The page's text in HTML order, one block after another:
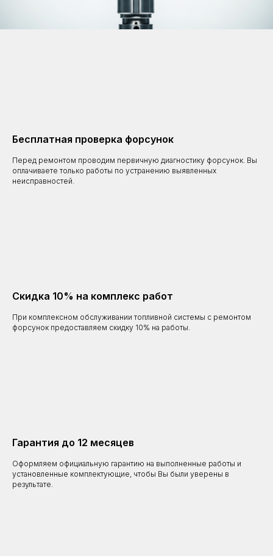
Бесплатная проверка форсунок
Перед ремонтом проводим первичную диагностику форсунок. Вы
оплачиваете только работы по устранению выявленных
неисправностей.
Скидка 10% на комплекс работ
При комплексном обслуживании топливной системы с ремонтом
форсунок предоставляем скидку 10% на работы.
Гарантия до 12 месяцев
Оформляем официальную гарантию на выполненные работы и
установленные комплектующие, чтобы Вы были уверены в
результате.